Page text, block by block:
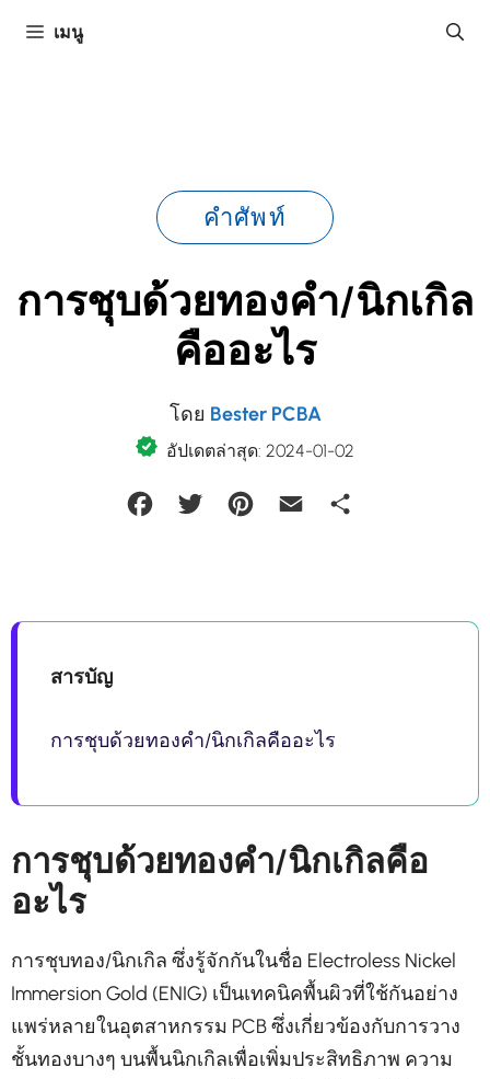
เมนู
คำศัพท์
การชุบด้วยทองคำ/นิกเกิล
คืออะไร
โดย Bester PCBA
อัปเดตล่าสุด: 2024-01-02
FacebookTwitter Pinterest Email
สารบัญ
การชุบด้วยทองคำ/นิกเกิลคืออะไร
การชุบด้วยทองคำ/นิกเกิลคือ
อะไร
การชุบทอง/นิกเกิล ซึ่งรู้จักกันในชื่อ Electroless Nickel
Immersion Gold (ENIG) เป็นเทคนิคพื้นผิวที่ใช้กันอย่าง
แพร่หลายในอุตสาหกรรม PCB ซึ่งเกี่ยวข้องกับการวาง
ชั้นทองบางๆ บนพื้นนิกเกิลเพื่อเพิ่มประสิทธิภาพ ความ